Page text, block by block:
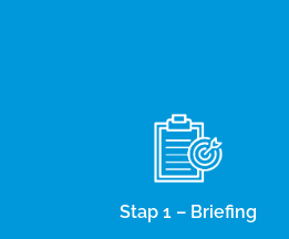
Stap 1 – Briefing